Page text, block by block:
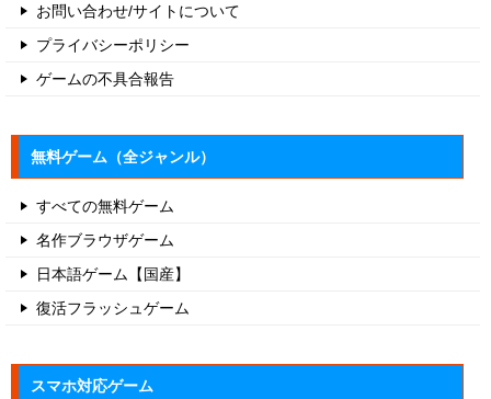
お問い合わせ/サイトについて
プライバシーポリシー
ゲームの不具合報告
無料ゲーム（全ジャンル）
すべての無料ゲーム
名作ブラウザゲーム
日本語ゲーム【国産】
復活フラッシュゲーム
スマホ対応ゲーム